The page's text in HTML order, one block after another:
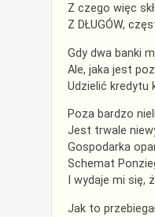
Z czego więc
Z DŁUGÓW,
Gdy dwa banki
Ale, jaka jest
Udzielić kredytu
Poza bardzo
Jest trwale
Gospodarka
Schemat
I wydaje mi
Jak to